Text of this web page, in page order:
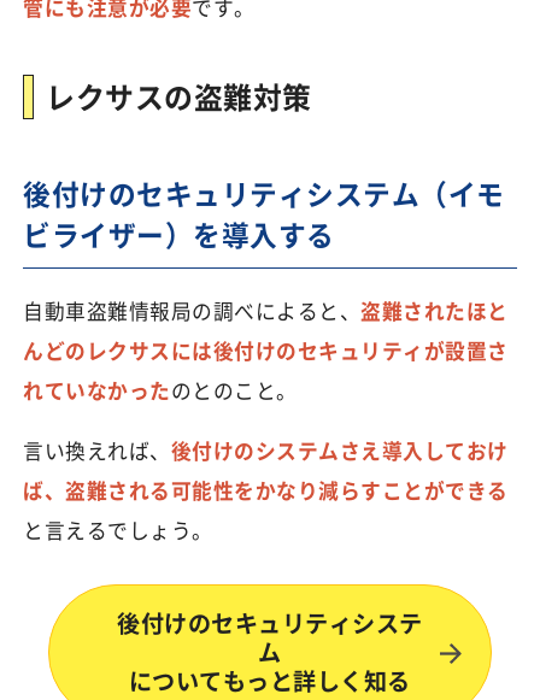
管にも注意が必要です。
レクサスの盗難対策
後付けのセキュリティシステム（イモ
ビライザー）を導入する
自動車盗難情報局の調べによると、盗難されたほと
んどのレクサスには後付けのセキュリティが設置さ
れていなかったのとのこと。
言い換えれば、 後付けのシステムさえ導入しておけ
ば、盗難される可能性をかなり減らすことができる
と言えるでしょう。
後付けのセキュリティシステ
ム
についてもっと詳しく知る